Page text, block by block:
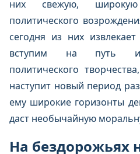
них свежую,
политического
сегодня из них
вступим на путь
политического
наступит новый период
ему широкие горизонты
даст необычайную
На бездорожьях